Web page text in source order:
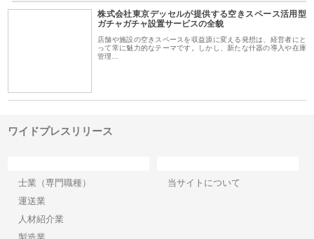
株式会社東京デッセルが提供する空きスペース活用型
ガチャガチャ設置サービスの全貌
店舗や施設の空きスペースを収益源に変える発想は、経営者にと
って常に魅力的なテーマです。しかし、新たな什器の導入や在庫
管理…
ワイドプレスリリース
士業（専門職種）
運送業
人材紹介業
当サイトについて